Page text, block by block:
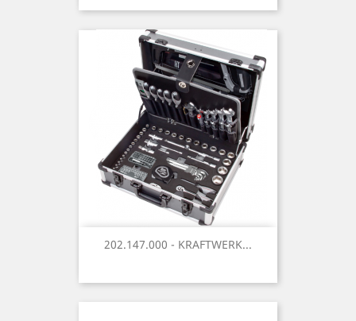
202.147.000 - KRAFTWERK...